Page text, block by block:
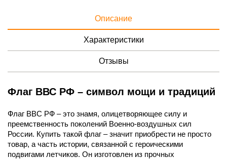
Описание
Характеристики
Отзывы
Флаг ВВС РФ – символ мощи и традиций
Флаг ВВС РФ – это знамя, олицетворяющее силу и
преемственность поколений Военно-воздушных сил
России. Купить такой флаг – значит приобрести не просто
товар, а часть истории, связанной с героическими
подвигами летчиков. Он изготовлен из прочных